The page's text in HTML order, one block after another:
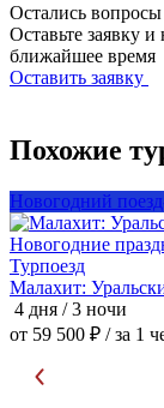
Остались
Оставьте заявку
ближайшее время
Оставить заявку
Похожие
Новогодний
Новогодние
Турпоезд
Малахит:
4 дня / 3 ночи
от 59 500 ₽ / за 1